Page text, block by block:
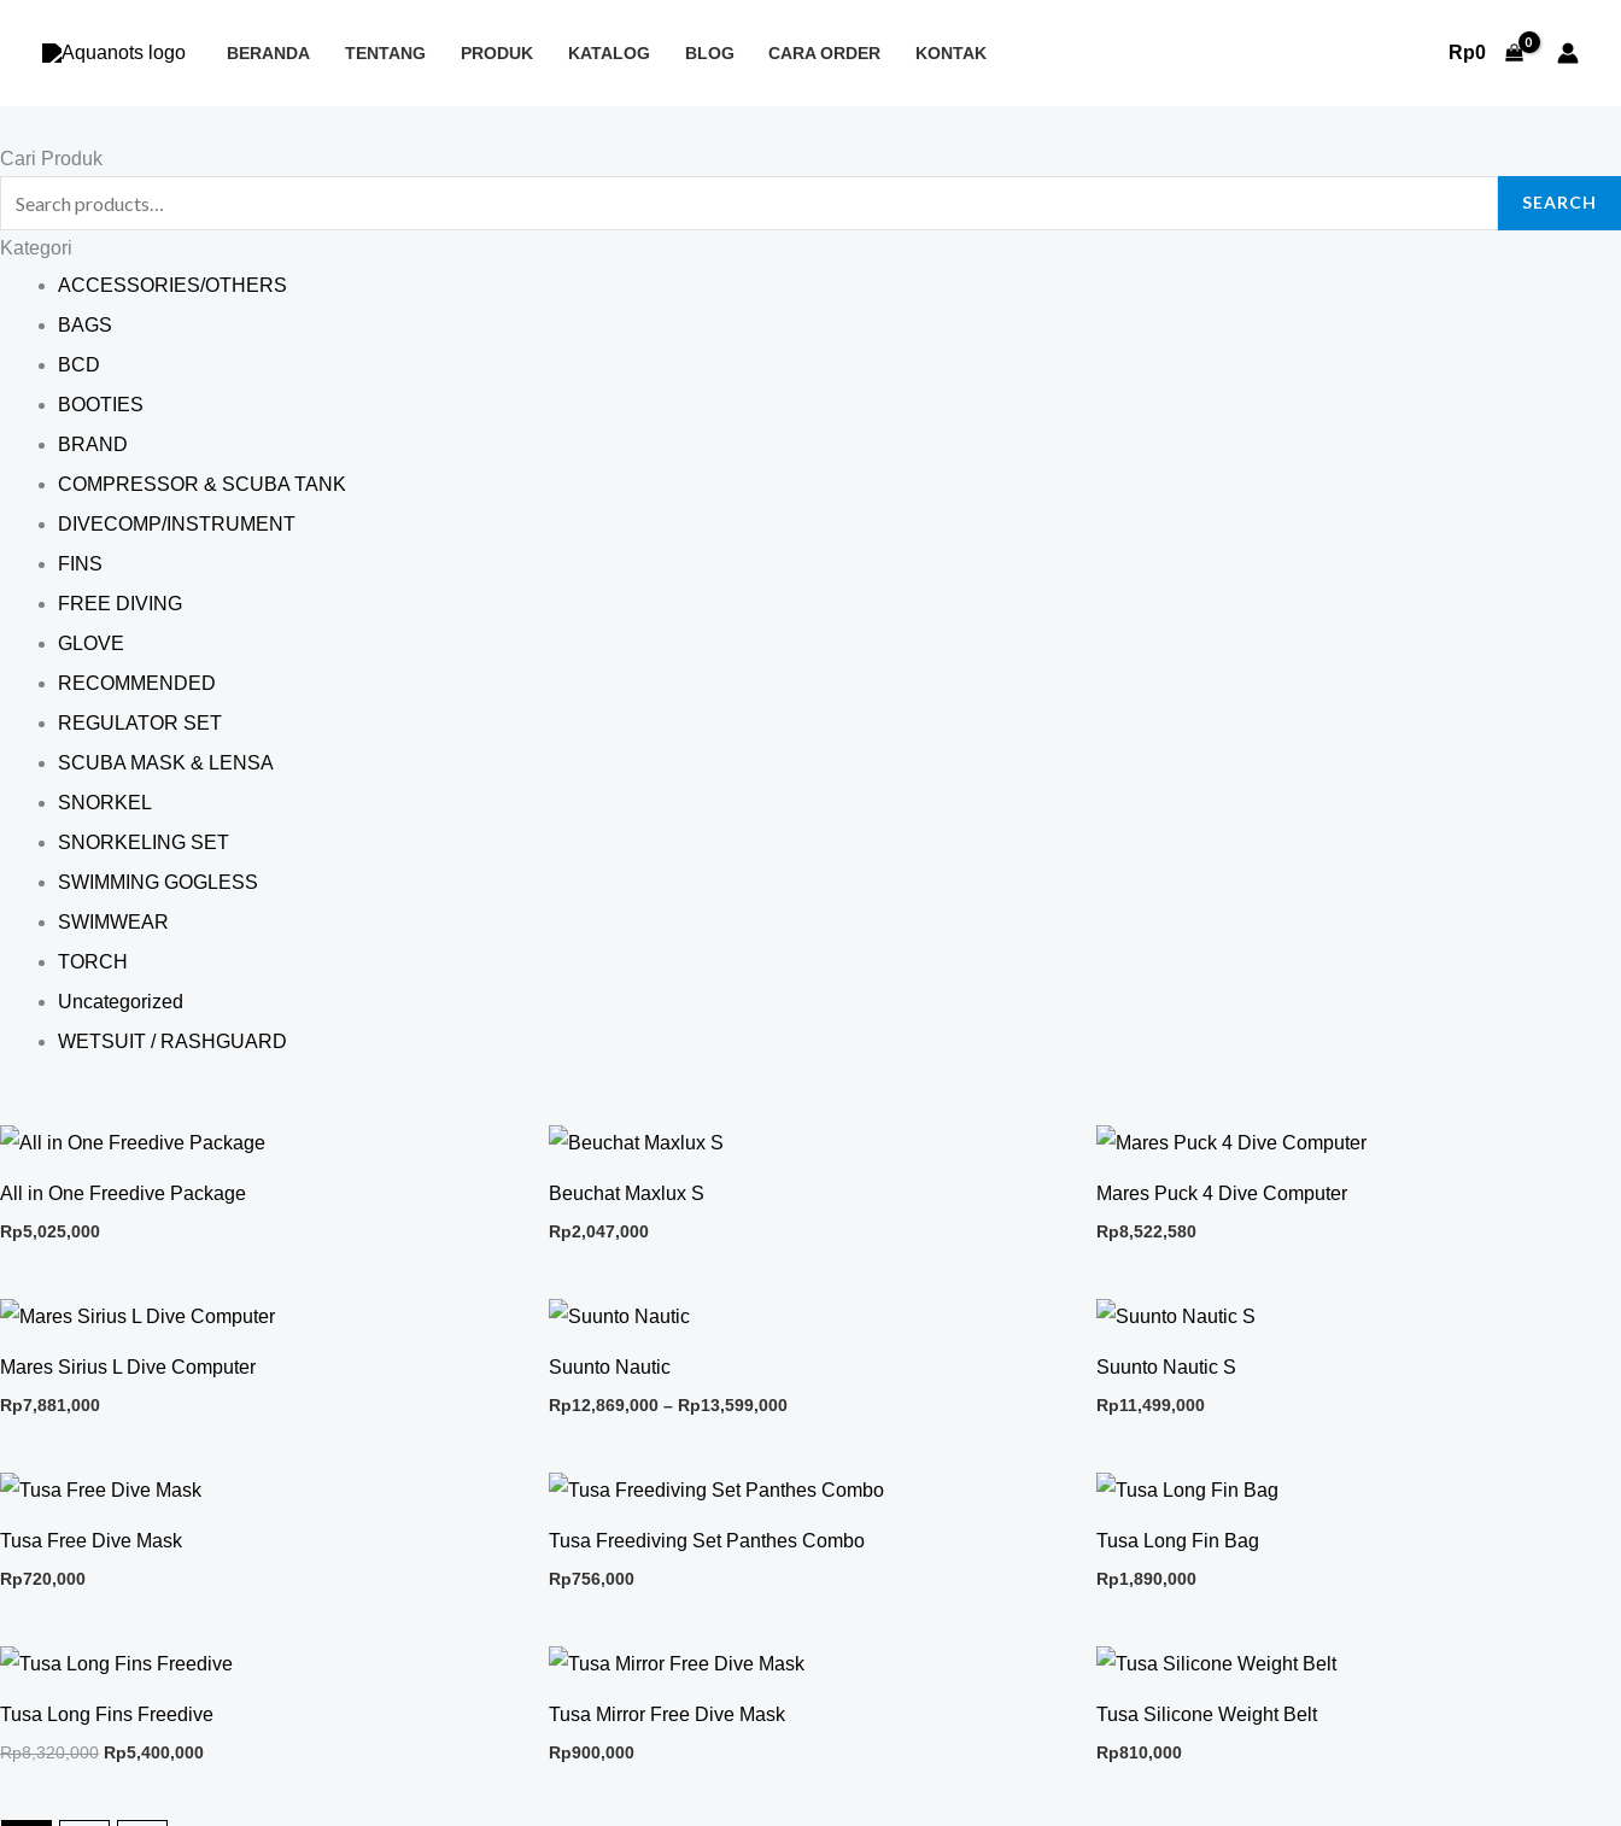
BERANDA TENTANG PRODUK KATALOG BLOG CARA ORDER KONTAK Rp0
Cari Produk
Search
SEARCH
Kategori
ACCESSORIES/OTHERS
BAGS
BCD
BOOTIES
BRAND
COMPRESSOR & SCUBA TANK
DIVECOMP/INSTRUMENT
FINS
FREE DIVING
GLOVE
RECOMMENDED
REGULATOR SET
SCUBA MASK & LENSA
SNORKEL
SNORKELING SET
SWIMMING GOGLESS
SWIMWEAR
TORCH
Uncategorized
WETSUIT / RASHGUARD
All in One Freedive Package
Rp5,025,000
Beuchat Maxlux S
Rp2,047,000
Mares Puck 4 Dive Computer
Rp8,522,580
Mares Sirius L Dive Computer
Rp7,881,000
Suunto Nautic
Rp12,869,000 – Rp13,599,000
Suunto Nautic S
Rp11,499,000
Tusa Free Dive Mask
Rp720,000
Tusa Freediving Set Panthes Combo
Rp756,000
Tusa Long Fin Bag
Rp1,890,000
Tusa Long Fins Freedive
Rp8,320,000
Original
price
Rp8,320,000.
Rp5,400,000
Current
Rp5,400,000.
Tusa Mirror Free Dive Mask
Rp900,000
Tusa Silicone Weight Belt
Rp810,000